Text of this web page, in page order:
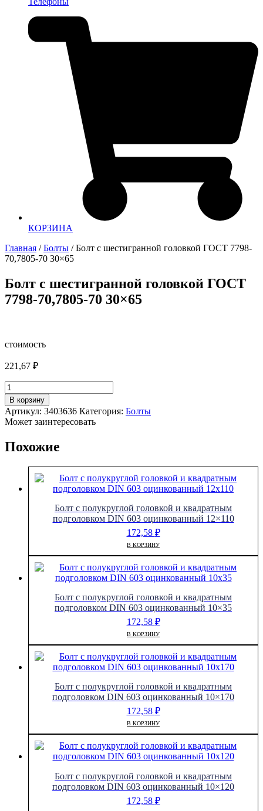
КОРЗИНА
Главная /Болты / Болт с шестигранной головкой ГОСТ 7798-
70,7805-70 30×65
Болт с шестигранной головкой ГОСТ
7798-70,7805-70 30×65
стоимость
221,67 ₽
Количество
товара
Болт
с
шестигранной
ГОСТ
70,7805-
30x65
В корзину
Артикул: 3403636 Категория: Болты
Может заинтересовать
Похожие
Болт с полукруглой головкой и квадратным
подголовком DIN 603 оцинкованный 12×110
172,58 ₽
В КОРЗИНУ
Болт с полукруглой головкой и квадратным
подголовком DIN 603 оцинкованный 10×35
172,58 ₽
В КОРЗИНУ
Болт с полукруглой головкой и квадратным
подголовком DIN 603 оцинкованный 10×170
172,58 ₽
В КОРЗИНУ
Болт с полукруглой головкой и квадратным
подголовком DIN 603 оцинкованный 10×120
172,58 ₽